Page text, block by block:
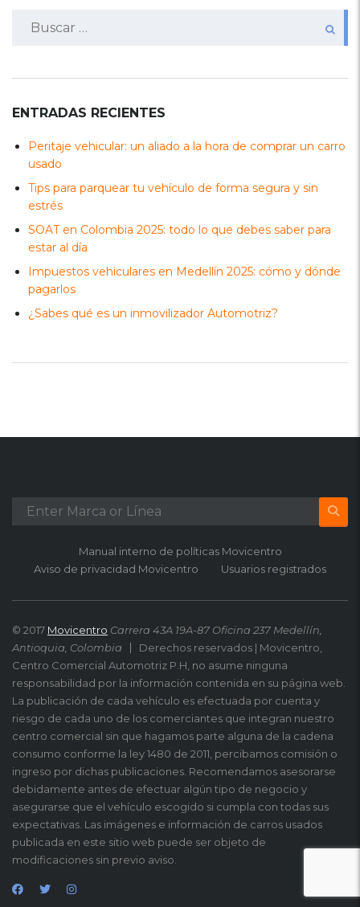
ENTRADAS RECIENTES
Peritaje vehicular: un aliado a la hora de comprar un carro
usado
Tips para parquear tu vehículo de forma segura y sin
estrés
SOAT en Colombia 2025: todo lo que debes saber para
estar al día
Impuestos vehiculares en Medellín 2025: cómo y dónde
pagarlos
¿Sabes qué es un inmovilizador Automotriz?
Manual interno de políticas Movicentro
Aviso de privacidad Movicentro
Usuarios registrados
© 2017 Movicentro Carrera 43A 19A-87 Oficina 237 Medellín,
Antioquia, Colombia
Derechos reservados | Movicentro,
Centro Comercial Automotriz P.H, no asume ninguna
responsabilidad por la información contenida en su página web.
La publicación de cada vehículo es efectuada por cuenta y
riesgo de cada uno de los comerciantes que integran nuestro
centro comercial sin que hagamos parte alguna de la cadena
consumo conforme la ley 1480 de 2011, percibamos comisión o
ingreso por dichas publicaciones. Recomendamos asesorarse
debidamente antes de efectuar algún tipo de negocio y
asegurarse que el vehículo escogido si cumpla con todas sus
expectativas. Las imágenes e información de carros usados
publicada en este sitio web puede ser objeto de
modificaciones sin previo aviso.